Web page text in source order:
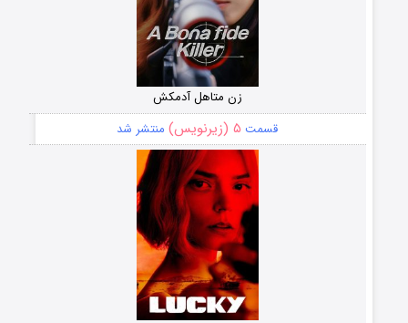
زن متاهل آدمکش
قسمت ۵ (زیرنویس) منتشر شد